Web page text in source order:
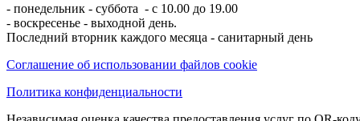
- понедельник - суббота - с 10.00 до 19.00
- воскресенье - выходной день.
Последний вторник каждого месяца - санитарный день
Соглашение об использовании файлов cookie
Политика конфиденциальности